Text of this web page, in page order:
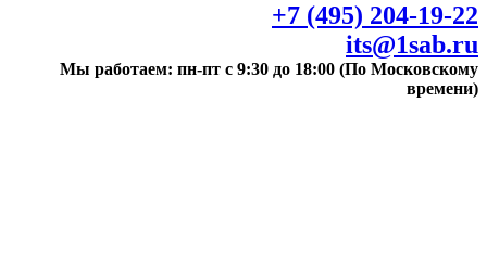
+7 (495) 204-19-22
its@1sab.ru
Мы работаем: пн-пт с 9:30 до 18:00 (По Московскому
времени)